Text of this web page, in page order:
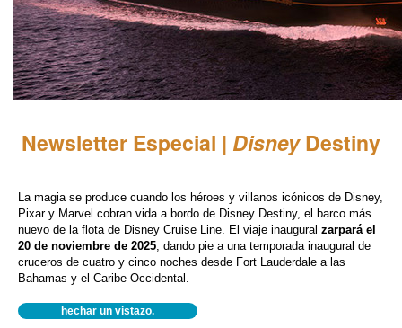
Newsletter Especial | DisneyDestiny
La magia se produce cuando los héroes y villanos icónicos de Disney,
Pixar y Marvel cobran vida a bordo de Disney Destiny, el barco más
nuevo de la flota de Disney Cruise Line. El viaje inaugural zarpará el
20 de noviembre de 2025, dando pie a una temporada inaugural de
cruceros de cuatro y cinco noches desde Fort Lauderdale a las
Bahamas y el Caribe Occidental.
hechar un vistazo.